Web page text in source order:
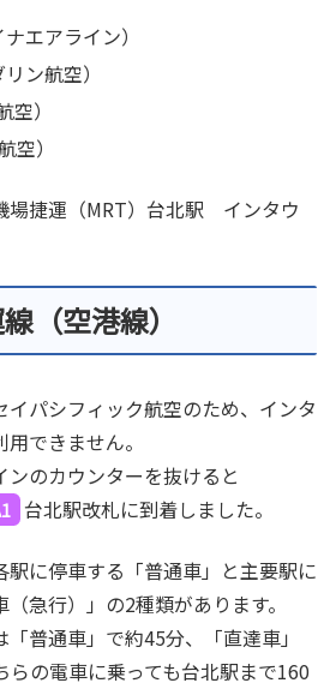
エアライン）
ン航空）
空）
空）
（空港線）
パシフィック航空のため、インタ
できません。
のカウンターを抜けると
台北駅改札に到着しました。
駅に停車する「普通車」と主要駅に
急行）」の2種類があります。
普通車」で約45分、「直達車」
らの電車に乗っても台北駅まで160